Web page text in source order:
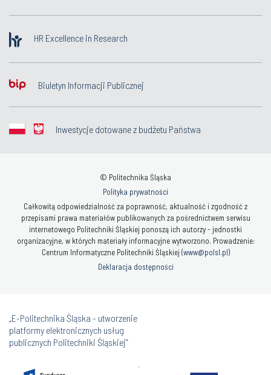
HR Excellence in Research
Biuletyn Informacji Publicznej
Inwestycje dotowane z budżetu Państwa
© Politechnika Śląska
Polityka prywatności
Całkowitą odpowiedzialność za poprawność, aktualność i zgodność z
przepisami prawa materiałów publikowanych za pośrednictwem serwisu
internetowego Politechniki Śląskiej ponoszą ich autorzy - jednostki
organizacyjne, w których materiały informacyjne wytworzono. Prowadzenie:
Centrum Informatyczne Politechniki Śląskiej (www@polsl.pl)
Deklaracja dostępności
„E-Politechnika Śląska - utworzenie
platformy elektronicznych usług
publicznych Politechniki Śląskiej”